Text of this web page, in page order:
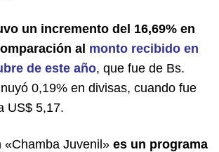
un incremento del 16,69% en
al monto recibido en
de este año, que fue de Bs.
0,19% en divisas, cuando fue
US$ 5,17.
«Chamba Juvenil» es un programa